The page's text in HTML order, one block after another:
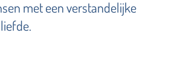
met een verstandelijke